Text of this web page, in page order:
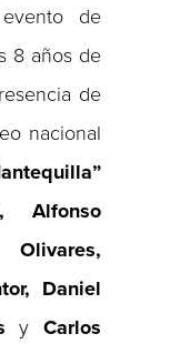
de
8 años de
de
nacional
Alfonso
Daniel
y Carlos